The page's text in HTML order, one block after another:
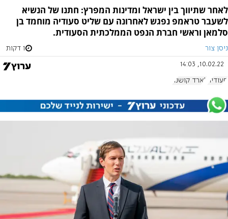
לאחר שתיווך בין ישראל ומדינות המפרץ: חתנו של הנשיא
לשעבר טראמפ נפגש לאחרונה עם שליט סעודיה מוחמד בן
סלמאן וראשי חברת הנפט הממלכתית הסעודית.
ניסן צור 1 דקות
10.02.22, 14:03
סעודיה ג'ארד קושנר